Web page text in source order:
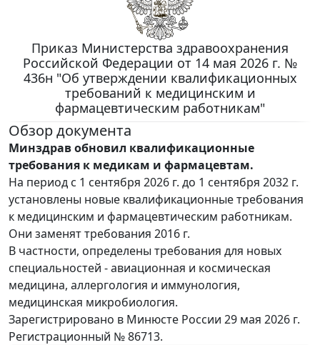
Приказ Министерства здравоохранения
Российской Федерации от 14 мая 2026 г. №
436н "Об утверждении квалификационных
требований к медицинским и
фармацевтическим работникам"
Обзор документа
Минздрав обновил квалификационные
требования к медикам и фармацевтам.
На период с 1 сентября 2026 г. до 1 сентября 2032 г.
установлены новые квалификационные требования
к медицинским и фармацевтическим работникам.
Они заменят требования 2016 г.
В частности, определены требования для новых
специальностей - авиационная и космическая
медицина, аллергология и иммунология,
медицинская микробиология.
Зарегистрировано в Минюсте России 29 мая 2026 г.
Регистрационный № 86713.